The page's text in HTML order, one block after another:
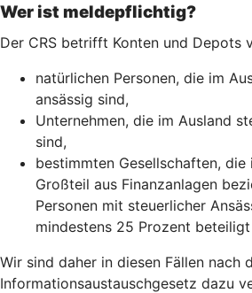
Wer ist meldepflichtig?
Der CRS betrifft Konten und Depots
natürlichen Personen, die im
ansässig sind,
Unternehmen, die im Ausland
sind,
bestimmten Gesellschaften,
Großteil aus Finanzanlagen
Personen mit steuerlicher
mindestens 25 Prozent
Wir sind daher in diesen Fällen nach
Informations­austausch­gesetz dazu